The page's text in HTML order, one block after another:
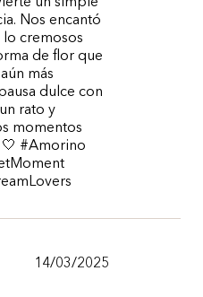
Nos encantó
lo cremosos
de flor que
más
dulce con
rato y
momentos
#Amorino
14/03/2025